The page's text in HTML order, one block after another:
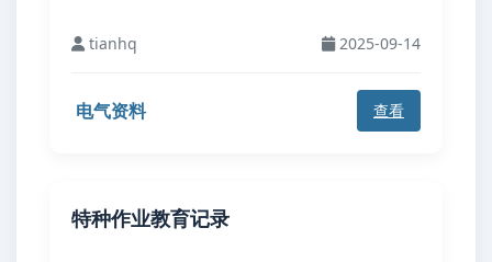
tianhq 2025-09-14
电气资料 查看
特种作业教育记录